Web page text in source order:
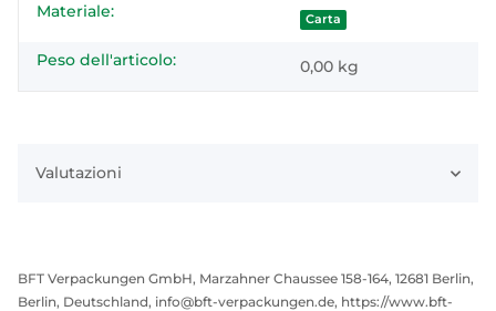
Materiale: Carta
Peso dell'articolo: 0,00 kg
Valutazioni
BFT Verpackungen GmbH, Marzahner Chaussee 158-164, 12681 Berlin,
Berlin, Deutschland, info@bft-verpackungen.de, https://www.bft-